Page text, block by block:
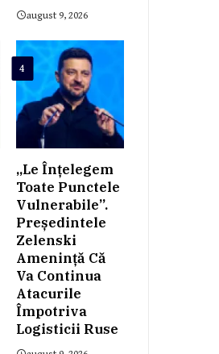
august 9, 2026
4
„Le Înțelegem
Toate Punctele
Vulnerabile”.
Președintele
Zelenski
Amenință Că
Va Continua
Atacurile
Împotriva
Logisticii Ruse